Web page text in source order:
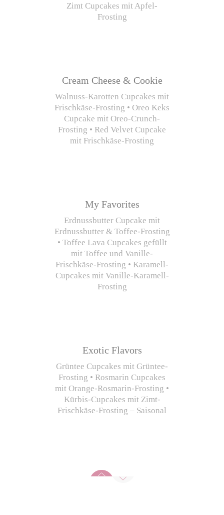
Zimt Cupcakes mit Apfel-
Frosting
Cream Cheese & Cookie
Walnuss-Karotten Cupcakes mit
Frischkäse-Frosting • Oreo Keks
Cupcake mit Oreo-Crunch-
Frosting • Red Velvet Cupcake
mit Frischkäse-Frosting
My Favorites
Erdnussbutter Cupcake mit
Erdnussbutter & Toffee-Frosting
• Toffee Lava Cupcakes gefüllt
mit Toffee und Vanille-
Frischkäse-Frosting • Karamell-
Cupcakes mit Vanille-Karamell-
Frosting
Exotic Flavors
Grüntee Cupcakes mit Grüntee-
Frosting • Rosmarin Cupcakes
mit Orange-Rosmarin-Frosting •
Kürbis-Cupcakes mit Zimt-
Frischkäse-Frosting – Saisonal